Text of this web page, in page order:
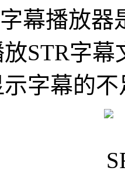
播放器
STR字
字幕的